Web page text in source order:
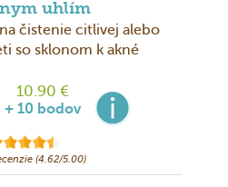
uhlím
čistenie citlivej alebo
so sklonom k akné
10.90 €
+ 10 bodov
(4.62/5.00)